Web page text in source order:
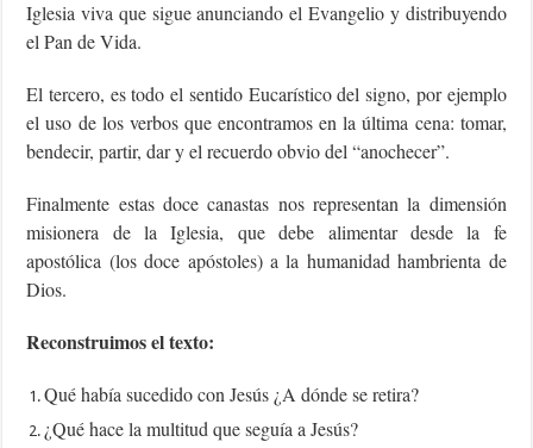
Iglesia viva que sigue anunciando el Evangelio y distribuyendo
el Pan de Vida.
El tercero, es todo el sentido Eucarístico del signo, por ejemplo
el uso de los verbos que encontramos en la última cena: tomar,
bendecir, partir, dar y el recuerdo obvio del “anochecer”.
Finalmente estas doce canastas nos representan la dimensión
misionera de la Iglesia, que debe alimentar desde la fe
apostólica (los doce apóstoles) a la humanidad hambrienta de
Dios.
Reconstruimos el texto:
Qué había sucedido con Jesús ¿A dónde se retira?
¿Qué hace la multitud que seguía a Jesús?